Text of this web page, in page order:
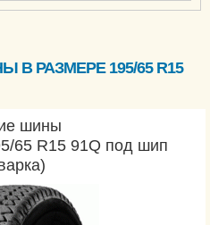
РАЗМЕРЕ 195/65 R15
шины
65 R15 91Q под шип